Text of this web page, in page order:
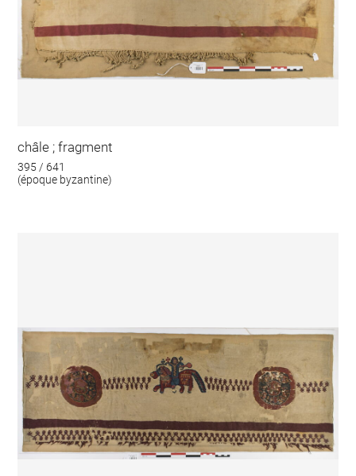
châle ; fragment
395 / 641
(époque byzantine)